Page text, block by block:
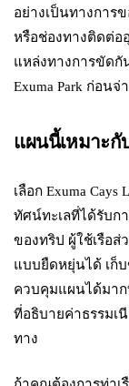
อย่างเป็นทางการข
หรือช่องทางติดต่
แหล่งทางการขัดกั
Exuma Park ก่อนจ่
แผนนี้เหมาะกั
เลือก Exuma
ทัศน์ทะเลที่ได้รับก
ของทริป ผู้ใช้เรือส่
แบบยืดหยุ่นได้ เก็บ
ควบคุมแผนได้มาก
ที่อธิบายค่าธรรมเ
ทาง